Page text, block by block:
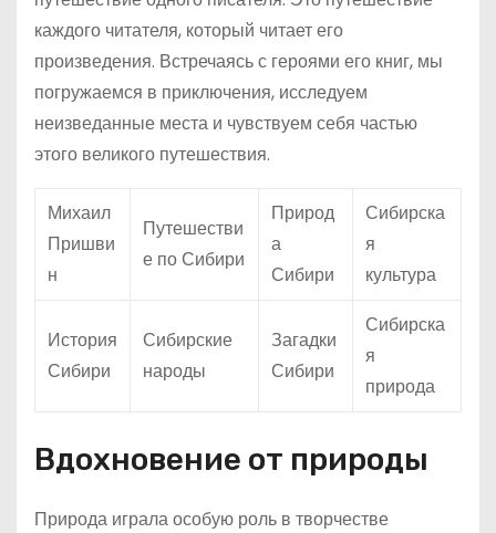
каждого читателя, который читает его
произведения. Встречаясь с героями его книг, мы
погружаемся в приключения, исследуем
неизведанные места и чувствуем себя частью
этого великого путешествия.
Михаил
Пришви
н
Путешестви
е по Сибири
Природ
а
Сибири
Сибирска
я
культура
История
Сибири
Сибирские
народы
Загадки
Сибири
Сибирска
я
природа
Вдохновение от природы
Природа играла особую роль в творчестве